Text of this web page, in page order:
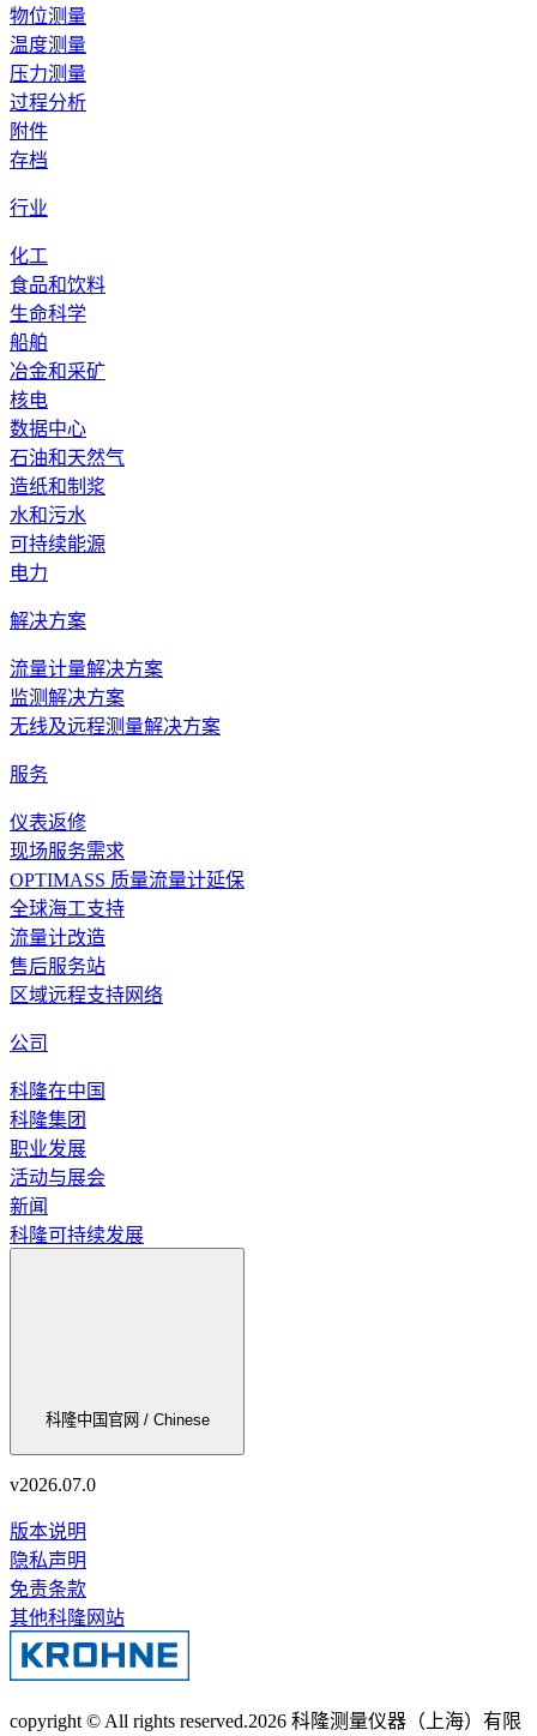
物位测量
温度测量
压力测量
过程分析
附件
存档
行业
化工
食品和饮料
生命科学
船舶
冶金和采矿
核电
数据中心
石油和天然气
造纸和制浆
水和污水
可持续能源
电力
解决方案
流量计量解决方案
监测解决方案
无线及远程测量解决方案
服务
仪表返修
现场服务需求
OPTIMASS 质量流量计延保
全球海工支持
流量计改造
售后服务站
区域远程支持网络
公司
科隆在中国
科隆集团
职业发展
活动与展会
新闻
科隆可持续发展
科隆中国官网 / Chinese
v2026.07.0
版本说明
隐私声明
免责条款
其他科隆网站
copyright © All rights reserved.2026 科隆测量仪器（上海）有限